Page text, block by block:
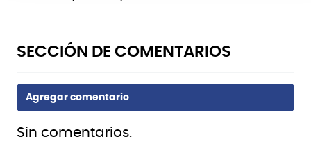
Sin comentarios.